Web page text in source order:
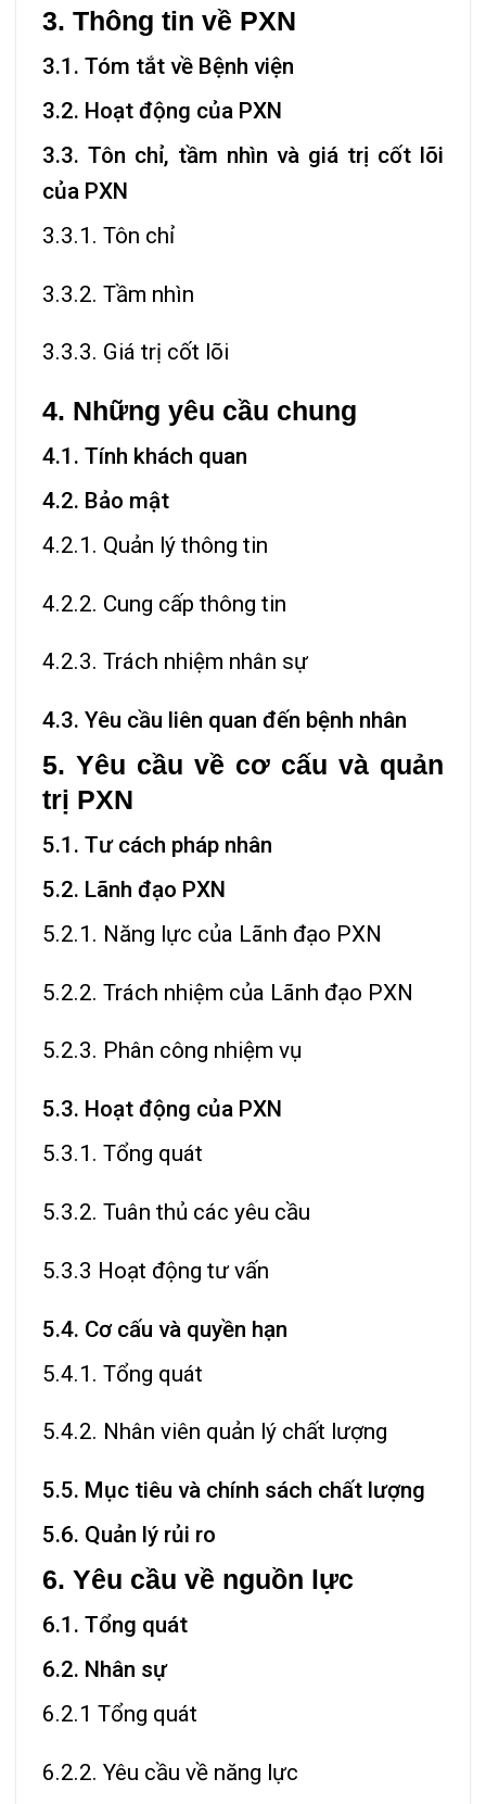
3. Thông tin về PXN
3.1. Tóm tắt về Bệnh viện
3.2. Hoạt động của PXN
3.3. Tôn chỉ, tầm nhìn và giá trị cốt lõi
của PXN
3.3.1. Tôn chỉ
3.3.2. Tầm nhìn
3.3.3. Giá trị cốt lõi
4. Những yêu cầu chung
4.1. Tính khách quan
4.2. Bảo mật
4.2.1. Quản lý thông tin
4.2.2. Cung cấp thông tin
4.2.3. Trách nhiệm nhân sự
4.3. Yêu cầu liên quan đến bệnh nhân
5. Yêu cầu về cơ cấu và quản
trị PXN
5.1. Tư cách pháp nhân
5.2. Lãnh đạo PXN
5.2.1. Năng lực của Lãnh đạo PXN
5.2.2. Trách nhiệm của Lãnh đạo PXN
5.2.3. Phân công nhiệm vụ
5.3. Hoạt động của PXN
5.3.1. Tổng quát
5.3.2. Tuân thủ các yêu cầu
5.3.3 Hoạt động tư vấn
5.4. Cơ cấu và quyền hạn
5.4.1. Tổng quát
5.4.2. Nhân viên quản lý chất lượng
5.5. Mục tiêu và chính sách chất lượng
5.6. Quản lý rủi ro
6. Yêu cầu về nguồn lực
6.1. Tổng quát
6.2. Nhân sự
6.2.1 Tổng quát
6.2.2. Yêu cầu về năng lực